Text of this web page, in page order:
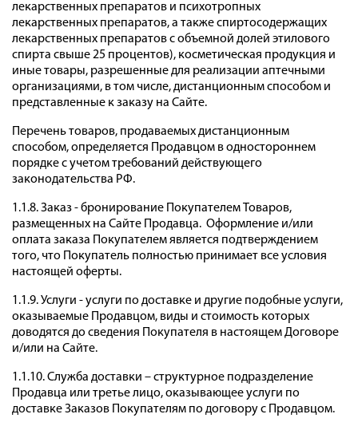
лекарственных препаратов и психотропных
лекарственных препаратов, а также спиртосодержащих
лекарственных препаратов с объемной долей этилового
спирта свыше 25 процентов), косметическая продукция и
иные товары, разрешенные для реализации аптечными
организациями, в том числе, дистанционным способом и
представленные к заказу на Сайте.
Перечень товаров, продаваемых дистанционным
способом, определяется Продавцом в одностороннем
порядке с учетом требований действующего
законодательства РФ.
1.1.8. Заказ - бронирование Покупателем Товаров,
размещенных на Сайте Продавца. Оформление и/или
оплата заказа Покупателем является подтверждением
того, что Покупатель полностью принимает все условия
настоящей оферты.
1.1.9. Услуги - услуги по доставке и другие подобные услуги,
оказываемые Продавцом, виды и стоимость которых
доводятся до сведения Покупателя в настоящем Договоре
и/или на Сайте.
1.1.10. Служба доставки – структурное подразделение
Продавца или третье лицо, оказывающее услуги по
доставке Заказов Покупателям по договору с Продавцом.